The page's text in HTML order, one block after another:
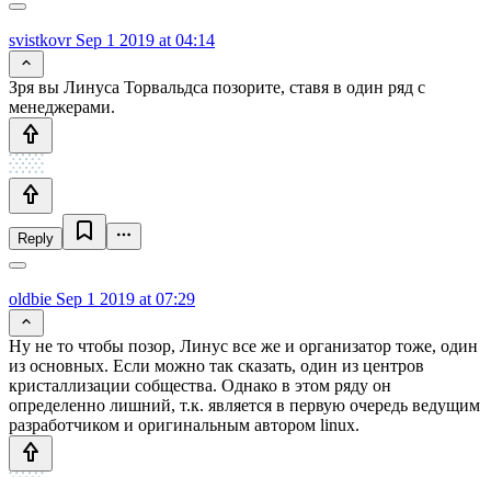
svistkovrSep 1 2019 at 04:14
Зря вы Линуса Торвальдса позорите, ставя в один ряд с
менеджерами.
Reply
oldbie Sep 1 2019 at 07:29
Ну не то чтобы позор, Линус все же и организатор тоже, один
из основных. Если можно так сказать, один из центров
кристаллизации собщества. Однако в этом ряду он
определенно лишний, т.к. является в первую очередь ведущим
разработчиком и оригинальным автором linux.